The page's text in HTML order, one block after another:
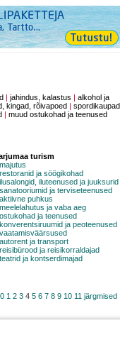
|jahindus, kalastus |alkohol ja
kingad, rõivapoed |spordikaupad
|muud ostukohad ja teenused
turism
ja söögikohad
iluteenused ja juuksurid
ja terviseteenused
puhkus
ja vaba aeg
ja teenused
ja peoteenused
ja transport
ja reisikorraldajad
ja kontserdimajad
1 2 3 4 5 6 7 8 9 10 11 järgmised